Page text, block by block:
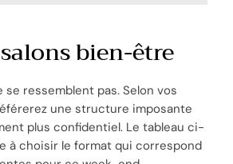
bien-être
se ressemblent pas. Selon vos
une structure imposante
plus confidentiel. Le tableau ci-
à choisir le format qui correspond